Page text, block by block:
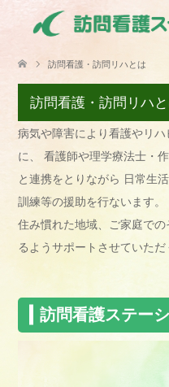
訪問看護・訪問リハとは
訪問看護・訪問リハ
病気や障害により看護やリ
に、 看護師や理学療法士・
と連携をとりながら 日常生
訓練等の援助を行ないます。
住み慣れた地域、ご家庭で
るようサポートさせていただ
訪問看護ステー